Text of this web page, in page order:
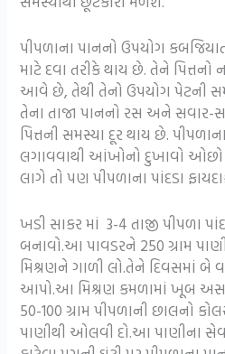
પીપળાના પાનનો ઉપયોગ
માટે દવા તરીકે થાય છે. તેને
આવે છે, તેથી તેનો ઉપયોગ પેટની
તેના તાજા પાનનો રસ અને સવાર-
પિત્તની સમસ્યા દૂર થાય છે.
લગાવવાથી આંખોનો દુખાવો
લાગે તો પણ પીપળાના પાંદડા
ખડી સાકર માં 3-4 તાજી પીપળા
બનાવો.આ પાવડરને 250 ગ્રામ
મિશ્રણને ગાળી લો.તેને દિવસમાં બે
આપો.આ મિશ્રણ કમળામાં ખૂબ
50-100 ગ્રામ પીપળાની છાલનો
પાણીથી ઓલવી દો.આ પાણીના